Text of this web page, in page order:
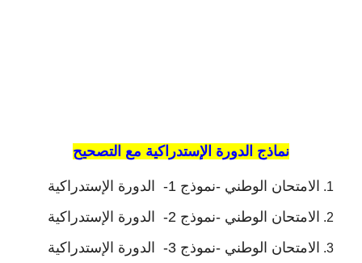
نماذج الدورة الإستدراكية مع التصحيح
الامتحان الوطني -نموذج 1- الدورة
الإستدراكية
الامتحان الوطني -نموذج 2- الدورة
الإستدراكية
الامتحان الوطني -نموذج 3- الدورة
الإستدراكية